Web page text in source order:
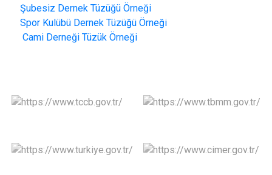
Şubesiz Dernek Tüzüğü Örneği
Spor Kulübü Dernek Tüzüğü Örneği
Cami Derneği Tüzük Örneği